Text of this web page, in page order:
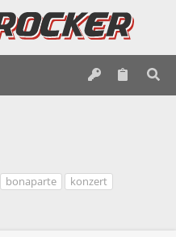
S
c
bonaparte
konzert